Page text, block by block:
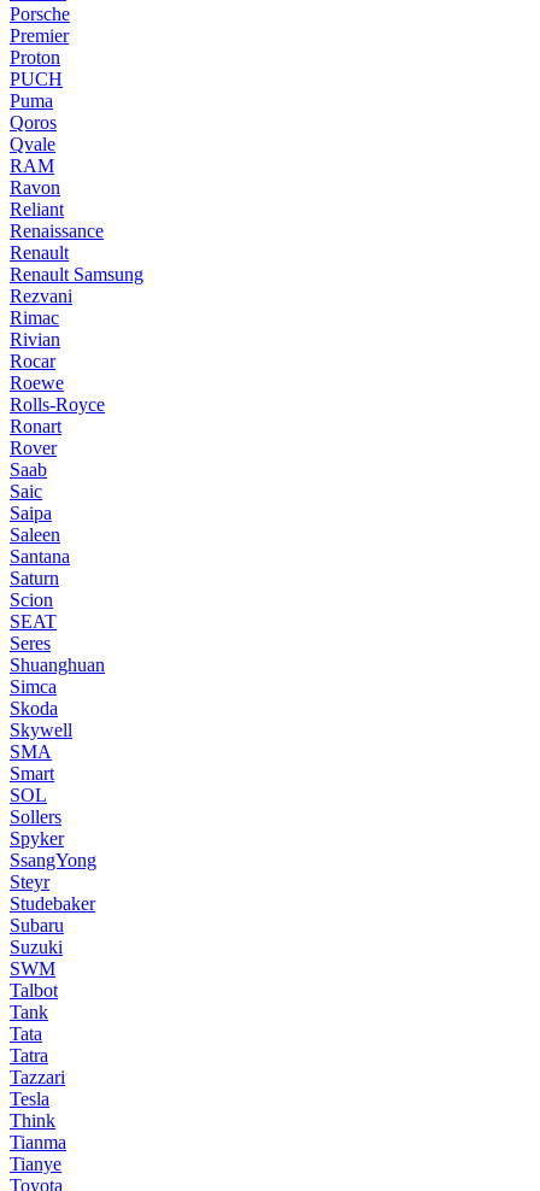
Porsche
Premier
Proton
PUCH
Puma
Qoros
Qvale
RAM
Ravon
Reliant
Renaissance
Renault
Renault Samsung
Rezvani
Rimac
Rivian
Rocar
Roewe
Rolls-Royce
Ronart
Rover
Saab
Saic
Saipa
Saleen
Santana
Saturn
Scion
SEAT
Seres
Shuanghuan
Simca
Skoda
Skywell
SMA
Smart
SOL
Sollers
Spyker
SsangYong
Steyr
Studebaker
Subaru
Suzuki
SWM
Talbot
Tank
Tata
Tatra
Tazzari
Tesla
Think
Tianma
Tianye
Toyota